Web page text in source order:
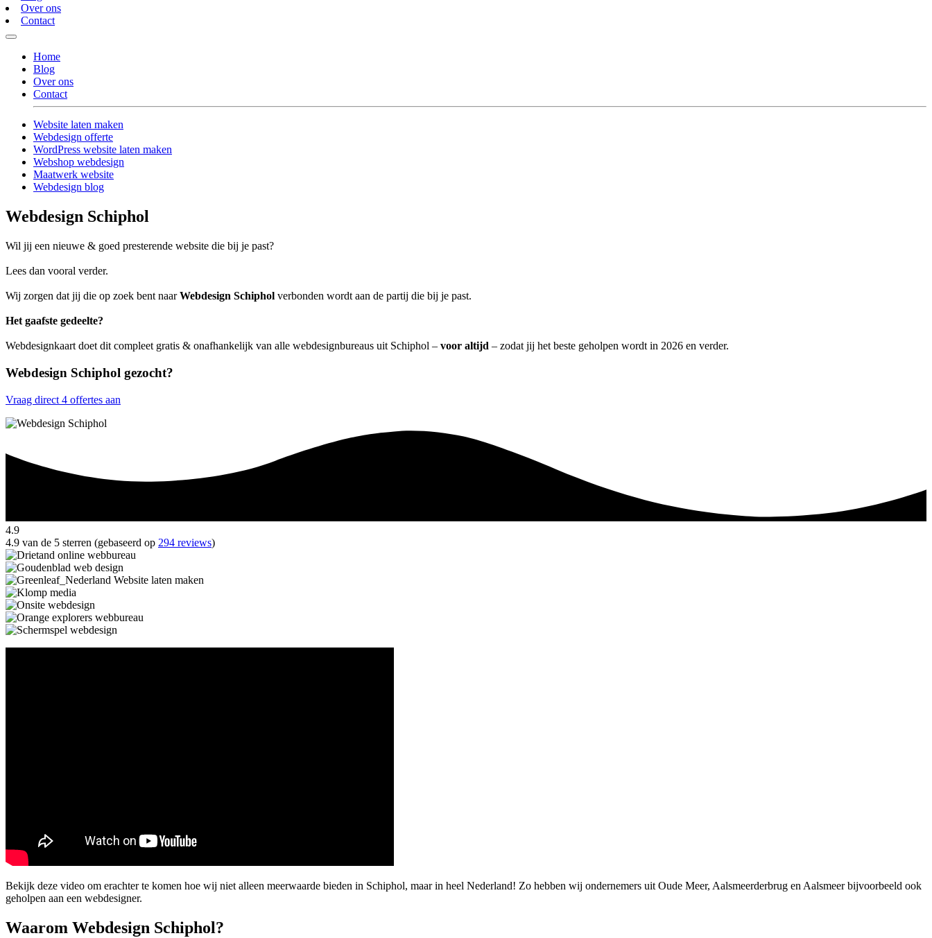
Over ons
Contact
Home
Blog
Over ons
Contact
Website laten maken
Webdesign offerte
WordPress website laten maken
Webshop webdesign
Maatwerk website
Webdesign blog
Webdesign Schiphol
Wil jij een nieuwe & goed presterende website die bij je past?
Lees dan vooral verder.
Wij zorgen dat jij die op zoek bent naarWebdesign Schiphol verbonden wordt aan de partij die bij je past.
Het gaafste gedeelte?
Webdesignkaart doet dit compleet gratis & onafhankelijk van alle webdesignbureaus uit Schiphol – voor altijd – zodat jij het beste geholpen wordt in 2026 en verder.
Webdesign Schiphol gezocht?
Vraag direct 4 offertes aan
4.9
4.9 van de 5 sterren (gebaseerd op 294 reviews)
Bekijk deze video om erachter te komen hoe wij niet alleen meerwaarde bieden in Schiphol, maar in heel Nederland! Zo hebben wij ondernemers uit Oude Meer, Aalsmeerderbrug en Aalsmeer bijvoorbeeld ook
geholpen aan een webdesigner.
Waarom Webdesign Schiphol?